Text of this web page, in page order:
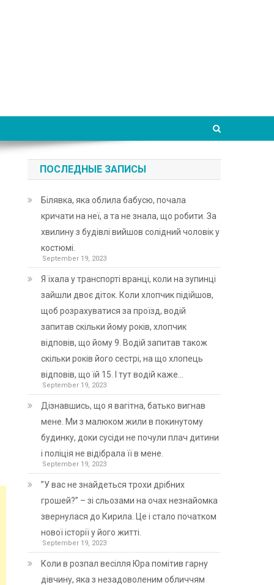
ПОСЛЕДНЫЕ ЗАПИСЫ
Білявка, яка облила бабусю, почала
кричати на неї, а та не знала, що робити. За
хвилину з будівлі вийшов солідний чоловік у
костюмі.
September 19, 2023
Я їхала у транспорті вранці, коли на зупинці
зайшли двоє діток. Коли хлопчик підійшов,
щоб розрахуватися за проїзд, водій
запитав скільки йому років, хлопчик
відповів, що йому 9. Водій запитав також
скільки років його сестрі, на що хлопець
відповів, що їй 15. І тут водій каже…
September 19, 2023
Дізнавшись, що я вагітна, батько вигнав
мене. Ми з малюком жили в покинутому
будинку, доки сусіди не почули плач дитини
і поліція не відібрала її в мене.
September 19, 2023
”У вас не знайдеться трохи дрібних
грошей?” – зі сльозами на очах незнайомка
звернулася до Кирила. Це і стало початком
нової історії у його житті.
September 19, 2023
Коли в розпал весілля Юра помітив гарну
дівчину, яка з незадоволеним обличчям